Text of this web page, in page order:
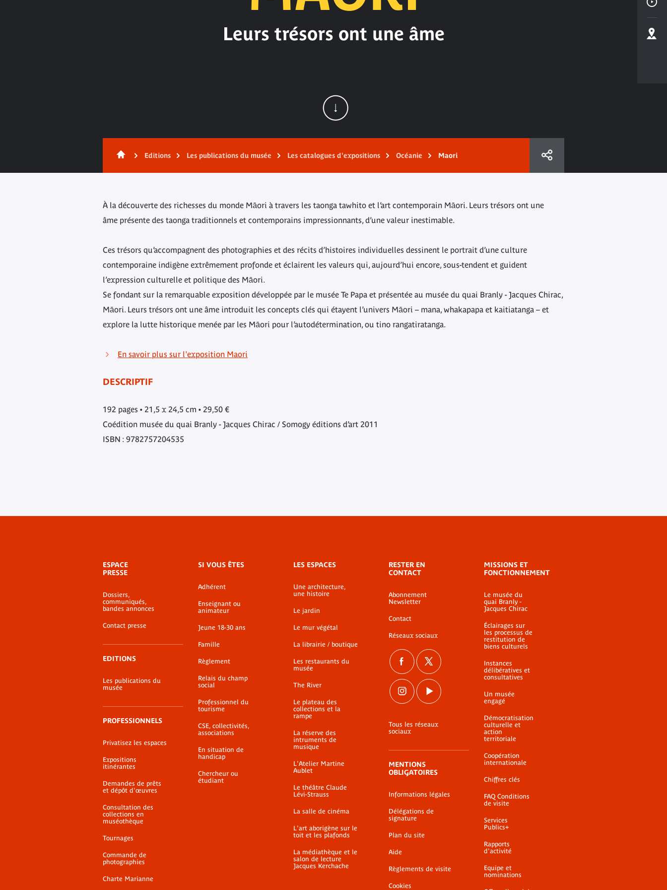
Leurs trésors ont une âme
Editions Les publications du musée Les catalogues d'expositions Océanie Maori
À la découverte des richesses du monde Māori à travers les taonga tawhito et l’art contemporain Māori. Leurs trésors ont une
âme présente des taonga traditionnels et contemporains impressionnants, d’une valeur inestimable.
Ces trésors qu’accompagnent des photographies et des récits d’histoires individuelles dessinent le portrait d’une culture
contemporaine indigène extrêmement profonde et éclairent les valeurs qui, aujourd’hui encore, sous-tendent et guident
l’expression culturelle et politique des Māori.
Se fondant sur la remarquable exposition développée par le musée Te Papa et présentée au musée du quai Branly - Jacques Chirac,
Māori. Leurs trésors ont une âme introduit les concepts clés qui étayent l’univers Māori – mana, whakapapa et kaitiatanga – et
explore la lutte historique menée par les Māori pour l’autodétermination, ou tino rangatiratanga.
En savoir plus sur l'exposition Maori
DESCRIPTIF
192 pages • 21,5 x 24,5 cm • 29,50 €
Coédition musée du quai Branly - Jacques Chirac / Somogy éditions d’art 2011
ISBN : 9782757204535
de
bas-
page
ESPACE
PRESSE
Dossiers,
communiqués,
bandes annonces
Contact presse
EDITIONS
Les publications du
musée
PROFESSIONNELS
Privatisez les espaces
Expositions
itinérantes
Demandes de prêts
et dépôt d'œuvres
Consultation des
collections en
muséothèque
Tournages
Commande de
photographies
Charte Marianne
SI VOUS ÊTES
Adhérent
Enseignant ou
animateur
Jeune 18-30 ans
Famille
Règlement
Relais du champ
social
Professionnel du
tourisme
CSE, collectivités,
associations
En situation de
handicap
Chercheur ou
étudiant
LES ESPACES
Une architecture,
une histoire
Le jardin
Le mur végétal
La librairie / boutique
Les restaurants du
musée
The River
Le plateau des
collections et la
rampe
La réserve des
intruments de
musique
L'Atelier Martine
Aublet
Le théâtre Claude
Lévi-Strauss
La salle de cinéma
L'art aborigène sur le
toit et les plafonds
La médiathèque et le
salon de lecture
Jacques Kerchache
RESTER EN
CONTACT
Abonnement
Newsletter
Contact
Réseaux sociaux
Tous les réseaux
sociaux
MENTIONS
OBLIGATOIRES
Informations légales
Délégations de
signature
Plan du site
Aide
Règlements de visite
Cookies
MISSIONS ET
FONCTIONNEMENT
Le musée du
quai Branly -
Jacques Chirac
Éclairages sur
les processus de
restitution de
biens culturels
Instances
délibératives et
consultatives
Un musée
engagé
Démocratisation
culturelle et
action
territoriale
Coopération
internationale
Chiffres clés
FAQ Conditions
de visite
Services
Publics+
Rapports
d'activité
Equipe et
nominations